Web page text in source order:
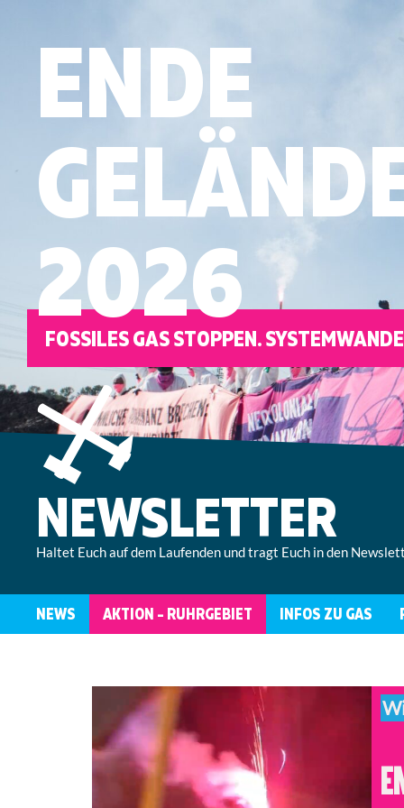
ENDE
2026
FOSSILES GAS STOPPEN.
NEWSLETTER
Haltet Euch auf dem Laufenden und tragt Euch in den
NEWS AKTION – RUHRGEBIET
AKTIONSKONSENS
INFOS ZU GAS
PRESSESPIEGEL
PRESSEMITTEILUNGEN
SELBSTREFLEXION
ABLEISMUS
ARBEITSGRUPPEN